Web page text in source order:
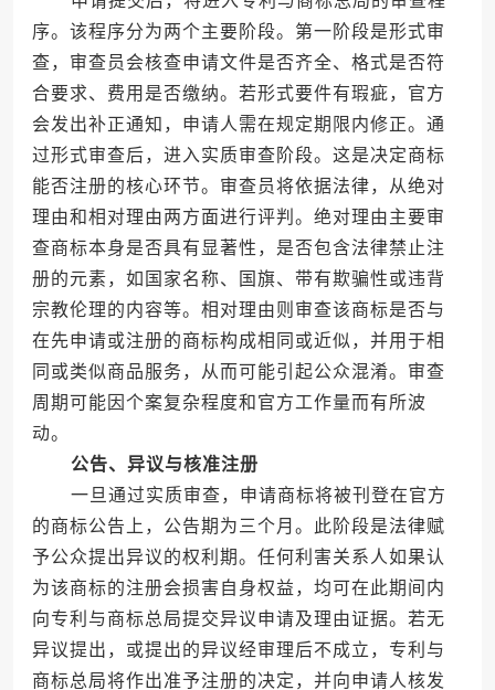
序。该程序分为两个主要阶段。第一阶段是形式审
查，审查员会核查申请文件是否齐全、格式是否符
合要求、费用是否缴纳。若形式要件有瑕疵，官方
会发出补正通知，申请人需在规定期限内修正。通
过形式审查后，进入实质审查阶段。这是决定商标
能否注册的核心环节。审查员将依据法律，从绝对
理由和相对理由两方面进行评判。绝对理由主要审
查商标本身是否具有显著性，是否包含法律禁止注
册的元素，如国家名称、国旗、带有欺骗性或违背
宗教伦理的内容等。相对理由则审查该商标是否与
在先申请或注册的商标构成相同或近似，并用于相
同或类似商品服务，从而可能引起公众混淆。审查
周期可能因个案复杂程度和官方工作量而有所波
动。
公告、异议与核准注册
一旦通过实质审查，申请商标将被刊登在官方
的商标公告上，公告期为三个月。此阶段是法律赋
予公众提出异议的权利期。任何利害关系人如果认
为该商标的注册会损害自身权益，均可在此期间内
向专利与商标总局提交异议申请及理由证据。若无
异议提出，或提出的异议经审理后不成立，专利与
商标总局将作出准予注册的决定，并向申请人核发